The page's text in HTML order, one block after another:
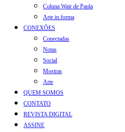
Coluna Wair de Paula
Arte.in.forma
CONEXÕES
Conectadas
Notas
Social
Mostras
Arte
QUEM SOMOS
CONTATO
REVISTA DIGITAL
ASSINE